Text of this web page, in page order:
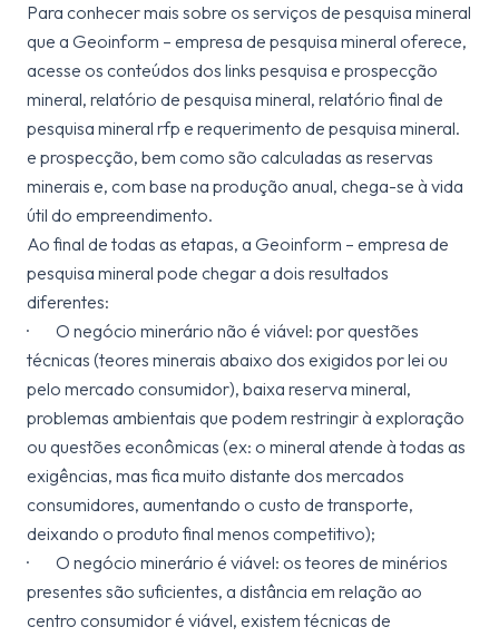
Para conhecer mais sobre os serviços de pesquisa mineral
que a Geoinform – empresa de pesquisa mineral oferece,
acesse os conteúdos dos links pesquisa e prospecção
mineral, relatório de pesquisa mineral, relatório final de
pesquisa mineral rfp e requerimento de pesquisa mineral.
e prospecção, bem como são calculadas as reservas
minerais e, com base na produção anual, chega-se à vida
útil do empreendimento.
Ao final de todas as etapas, a Geoinform – empresa de
pesquisa mineral pode chegar a dois resultados
diferentes:
· O negócio minerário não é viável: por questões
técnicas (teores minerais abaixo dos exigidos por lei ou
pelo mercado consumidor), baixa reserva mineral,
problemas ambientais que podem restringir à exploração
ou questões econômicas (ex: o mineral atende à todas as
exigências, mas fica muito distante dos mercados
consumidores, aumentando o custo de transporte,
deixando o produto final menos competitivo);
· O negócio minerário é viável: os teores de minérios
presentes são suficientes, a distância em relação ao
centro consumidor é viável, existem técnicas de